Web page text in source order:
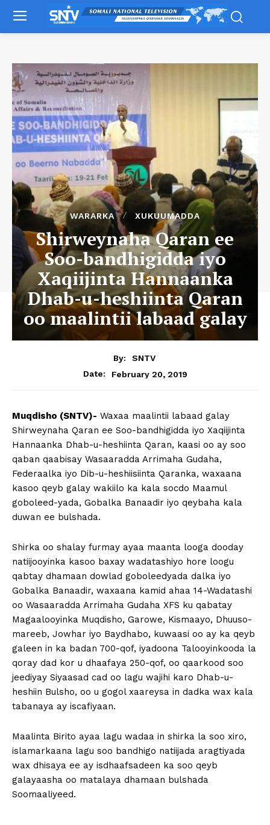
WARARKA XUKUUMADDA
Shirweynaha Qaran ee
Soo-bandhigidda iyo
Xaqiijinta Hannaanka
Dhab-u-heshiinta Qaran
oo maalintii labaad galay
By:
SNTV
Date:
February 20, 2019
Muqdisho (SNTV)- Waxaa maalintii labaad galay
Shirweynaha Qaran ee Soo-bandhigidda iyo Xaqiijinta
Hannaanka Dhab-u-heshiinta Qaran, kaasi oo ay soo
qaban qaabisay Wasaaradda Arrimaha Gudaha,
Federaalka iyo Dib-u-heshiisiinta Qaranka, waxaana
kasoo qeyb galay wakiilo ka kala socdo Maamul
goboleed-yada, Gobalka Banaadir iyo qeybaha kala
duwan ee bulshada.
Shirka oo shalay furmay ayaa maanta looga dooday
natiijooyinka kasoo baxay wadatashiyo hore loogu
qabtay dhamaan dowlad goboleedyada dalka iyo
Gobalka Banaadir, waxaana kamid ahaa 14-Wadatashi
oo Wasaaradda Arrimaha Gudaha XFS ku qabatay
Magaalooyinka Muqdisho, Garowe, Kismaayo, Dhuuso-
mareeb, Jowhar iyo Baydhabo, kuwaasi oo ay ka qeyb
galeen in ka badan 700-qof, iyadoona Talooyinkooda la
qoray dad kor u dhaafaya 250-qof, oo qaarkood soo
jeediyay Siyaasad cad oo lagu wajihi karo Dhab-u-
heshiin Bulsho, oo u gogol xaareysa in dadka wax kala
tabanaya ay iscafiyaan.
Maalinta Birito ayaa lagu wadaa in shirka la soo xiro,
islamarkaana lagu soo bandhigo natiijada aragtiyada
wax dhisaya ee ay isdhaafsadeen ka soo qeyb
galayaasha oo matalaya dhamaan bulshada
Soomaaliyeed.